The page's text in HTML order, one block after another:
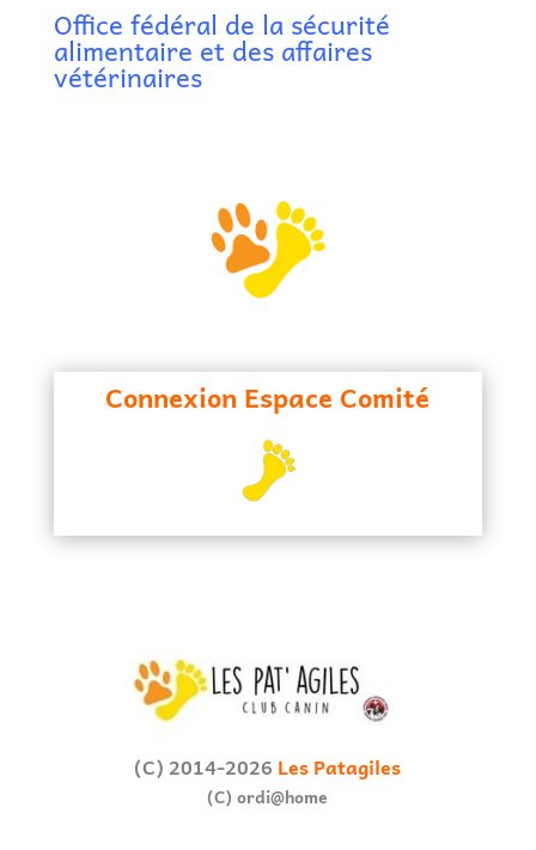
Office fédéral de la sécurité
alimentaire et des affaires
vétérinaires
Connexion Espace Comité
(C) 2014-2026 Les Patagiles
(C) ordi@home